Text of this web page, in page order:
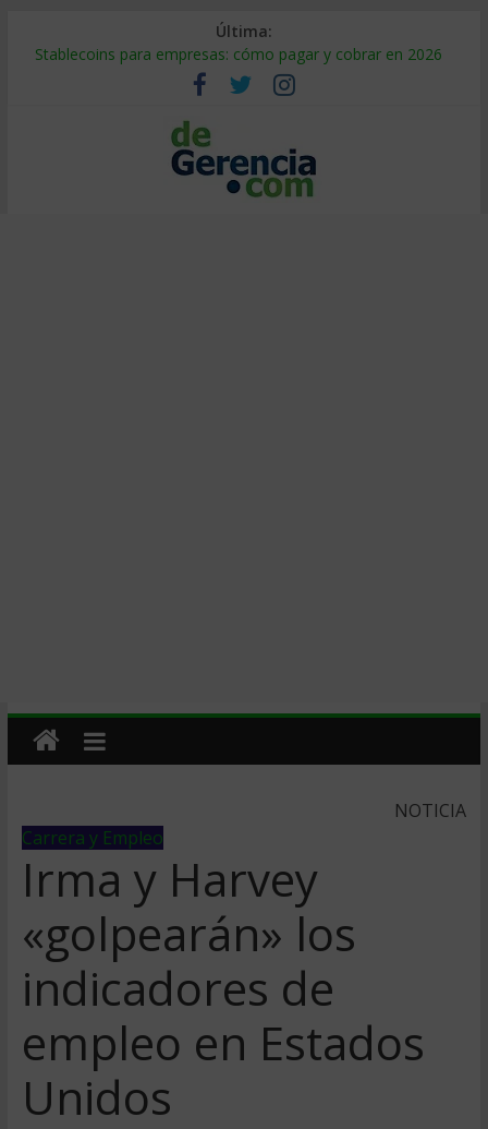
Última:
Stablecoins para empresas: cómo pagar y cobrar en 2026
Despido silencioso: qué es y por qué sale tan caro
IA en selección de personal: cómo auditarla a tiempo
Trabajo forzoso en la cadena de suministro: qué hacer
Mercado hispano de EE. UU.: cómo segmentarlo y venderle
NOTICIA
Carrera y Empleo
Irma y Harvey
«golpearán» los
indicadores de
empleo en Estados
Unidos